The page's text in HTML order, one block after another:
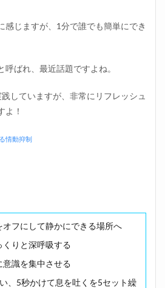
感じますが、1分で誰でも簡単にでき
ばれ、最近話題ですよね。
していますが、非常にリフレッシュ
よ！
情動抑制
オフにして静かにできる場所へ
くりと深呼吸する
意識を集中させる
、5秒かけて息を吐くを5セット繰